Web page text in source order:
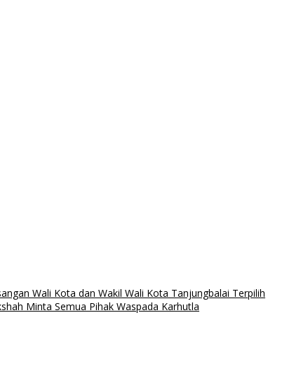
Wali Kota dan Wakil Wali Kota Tanjungbalai Terpilih
Minta Semua Pihak Waspada Karhutla